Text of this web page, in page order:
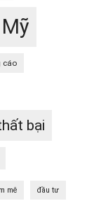
Mỹ
cáo
bại
mê đầu tư